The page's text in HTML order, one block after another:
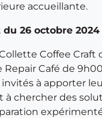
accueillante.
du 26 octobre 2024
Coffee Craft
Café de
à apporter
chercher des